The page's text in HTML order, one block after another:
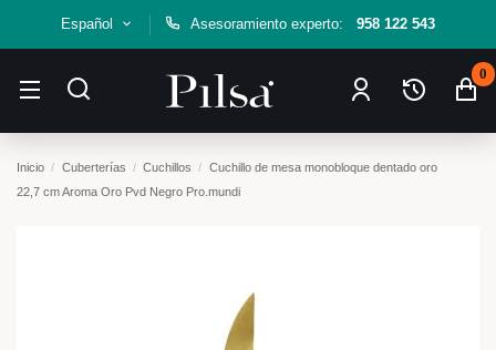
Español Asesoramiento experto: 958 122 543
0
Inicio Cuberterías Cuchillos
Cuchillo de mesa monobloque dentado oro
22,7 cm Aroma Oro Pvd Negro Pro.mundi